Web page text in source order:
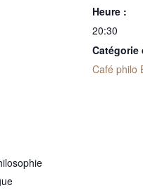
Heure :
20:30
Catégorie
Café philo